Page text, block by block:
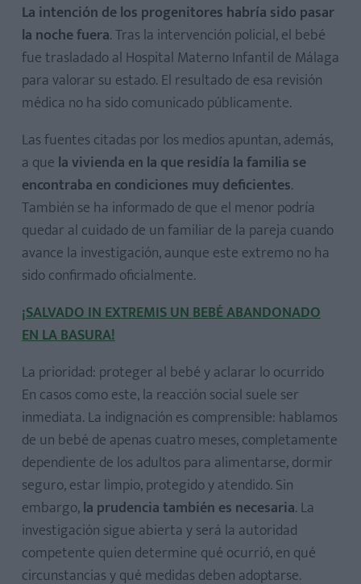
La intención de los progenitores habría sido pasar
la noche fuera. Tras la intervención policial, el bebé
fue trasladado al Hospital Materno Infantil de Málaga
para valorar su estado. El resultado de esa revisión
médica no ha sido comunicado públicamente.
Las fuentes citadas por los medios apuntan, además,
a que la vivienda en la que residía la familia se
encontraba en condiciones muy deficientes.
También se ha informado de que el menor podría
quedar al cuidado de un familiar de la pareja cuando
avance la investigación, aunque este extremo no ha
sido confirmado oficialmente.
¡SALVADO IN EXTREMIS UN BEBÉ ABANDONADO
EN LA BASURA!
La prioridad: proteger al bebé y aclarar lo ocurrido
En casos como este, la reacción social suele ser
inmediata. La indignación es comprensible: hablamos
de un bebé de apenas cuatro meses, completamente
dependiente de los adultos para alimentarse, dormir
seguro, estar limpio, protegido y atendido. Sin
embargo,la prudencia también es necesaria. La
investigación sigue abierta y será la autoridad
competente quien determine qué ocurrió, en qué
circunstancias y qué medidas deben adoptarse.